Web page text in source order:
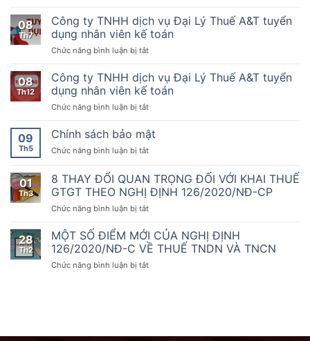
123/2020/NĐ-
CP
ngày
tháng
10
năm
2020
Chính
phủ
quy
về
hóa
đơn,
chứng
Nghị
định
70/2025/NĐ-
Nhân
viên
toán
tụ
những
chuyên
nhất
sẵn
đồng
cùng
doanh
kinh
doanh
chuyển
số
mừng
đối
tác
Kế
Dịch
vụ
thứ
1000
08
Th7
Công ty TNHH dịch vụ Đại Lý Thuế A&T tuyển
dụng nhân viên kế toán
Chức năng bình luận bị tắtở
ty
TNHH
dịch
vụ
Lý
A&T
dụng
nhân
kế
08
Th12
Công ty TNHH dịch vụ Đại Lý Thuế A&T tuyển
dụng nhân viên kế toán
Chức năng bình luận bị tắtở
ty
TNHH
dịch
Đại
Lý
Thuế
A&T
dụng
nhân
kế
09
Th5
Chính sách bảo mật
Chức năng bình luận bị tắtở
sách
bảo
mật
01
Th3
8 THAY ĐỔI QUAN TRỌNG ĐỐI VỚI KHAI THUẾ
GTGT THEO NGHỊ ĐỊNH 126/2020/NĐ-CP
Chức năng bình luận bị tắtở
THAY
ĐỔI
QUAN
TRỌNG
THEO
28
Th2
MỘT SỐ ĐIỂM MỚI CỦA NGHỊ ĐỊNH
126/2020/NĐ-C VỀ THUẾ TNDN VÀ TNCN
Chức năng bình luận bị tắtở
NGHỊ